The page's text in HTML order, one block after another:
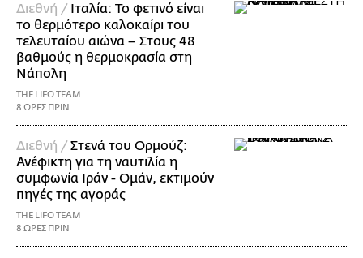
Διεθνή / Ιταλία: Το φετινό είναι
το θερμότερο καλοκαίρι του
τελευταίου αιώνα – Στους 48
βαθμούς η θερμοκρασία στη
Νάπολη
THE LIFO TEAM
8 ΩΡΕΣ ΠΡΙΝ
Διεθνή /Στενά του Ορμούζ:
Ανέφικτη για τη ναυτιλία η
συμφωνία Ιράν - Ομάν, εκτιμούν
πηγές της αγοράς
THE LIFO TEAM
8 ΩΡΕΣ ΠΡΙΝ